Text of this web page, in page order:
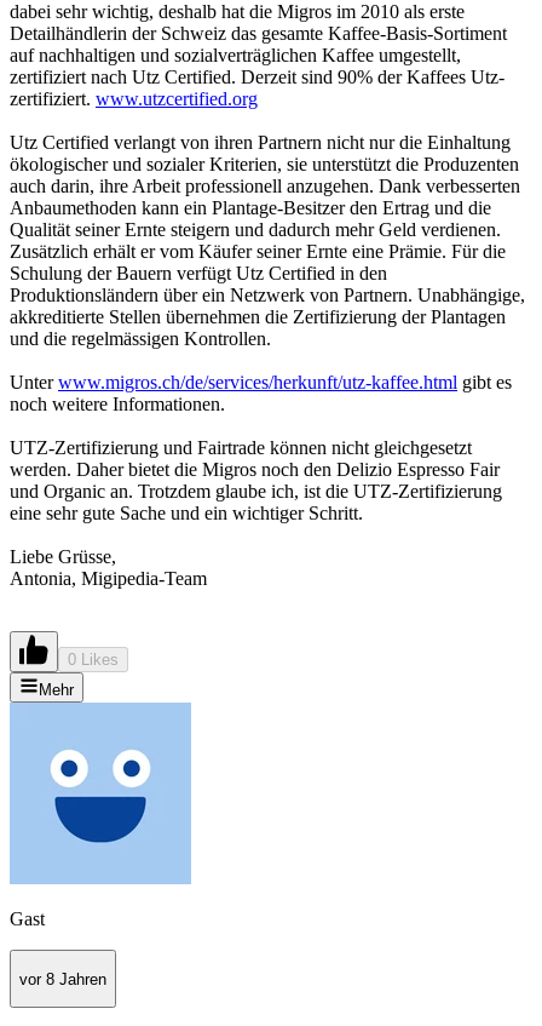
dabei sehr wichtig, deshalb hat die Migros im 2010 als erste
Detailhändlerin der Schweiz das gesamte Kaffee-Basis-Sortiment
auf nachhaltigen und sozialverträglichen Kaffee umgestellt,
zertifiziert nach Utz Certified. Derzeit sind 90% der Kaffees Utz-
zertifiziert. www.utzcertified.org
Utz Certified verlangt von ihren Partnern nicht nur die Einhaltung
ökologischer und sozialer Kriterien, sie unterstützt die Produzenten
auch darin, ihre Arbeit professionell anzugehen. Dank verbesserten
Anbaumethoden kann ein Plantage-Besitzer den Ertrag und die
Qualität seiner Ernte steigern und dadurch mehr Geld verdienen.
Zusätzlich erhält er vom Käufer seiner Ernte eine Prämie. Für die
Schulung der Bauern verfügt Utz Certified in den
Produktionsländern über ein Netzwerk von Partnern. Unabhängige,
akkreditierte Stellen übernehmen die Zertifizierung der Plantagen
und die regelmässigen Kontrollen.
Unterwww.migros.ch/de/services/herkunft/utz-kaffee.html gibt es
noch weitere Informationen.
UTZ-Zertifizierung und Fairtrade können nicht gleichgesetzt
werden. Daher bietet die Migros noch den Delizio Espresso Fair
und Organic an. Trotzdem glaube ich, ist die UTZ-Zertifizierung
eine sehr gute Sache und ein wichtiger Schritt.
Liebe Grüsse,
Antonia, Migipedia-Team
0 Likes
Mehr
Gast
vor 8 Jahren